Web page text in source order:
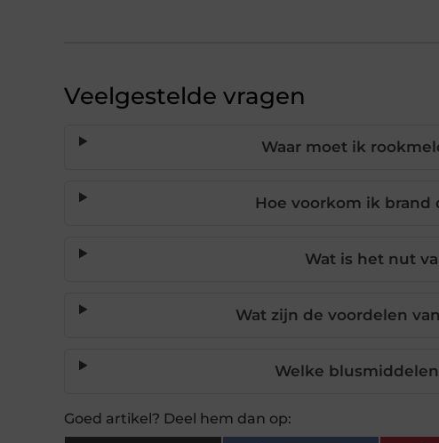
Veelgestelde vragen
Waar moet ik
Hoe voorkom ik brand
Wat is het nut
Wat zijn de voordelen
Welke
Goed artikel? Deel hem dan op: